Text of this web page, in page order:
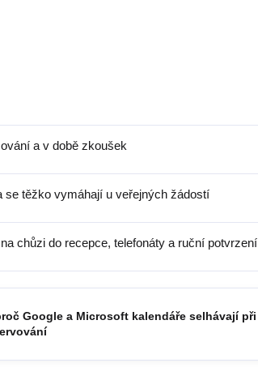
a v době zkoušek
se těžko vymáhají u veřejných žádostí
chůzi do recepce, telefonáty a ruční potvrzení
Google a Microsoft kalendáře selhávají při